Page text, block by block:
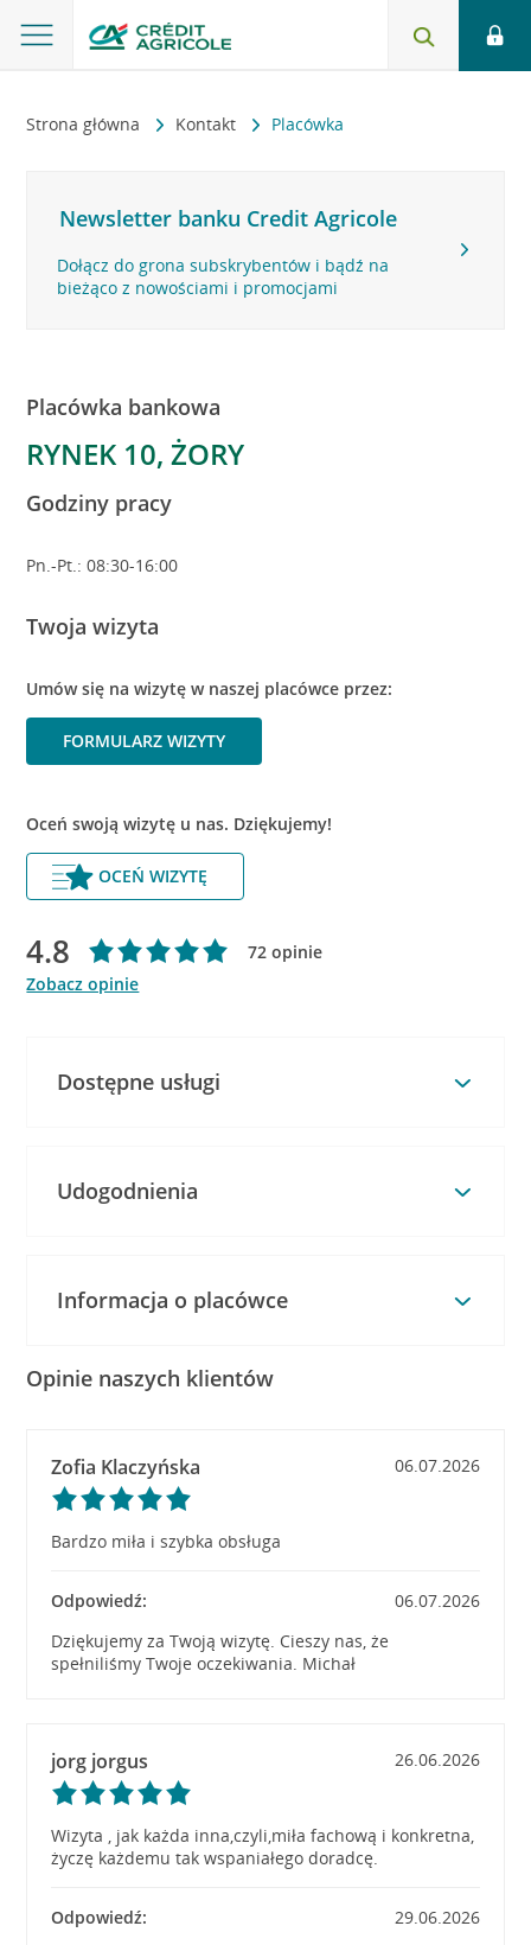
Strona główna Kontakt Placówka
Newsletter banku Credit Agricole
Dołącz do grona subskrybentów i bądź na
bieżąco z nowościami i promocjami
Placówka bankowa
RYNEK 10, ŻORY
Godziny pracy
Pn.-Pt.: 08:30-16:00
Twoja wizyta
Umów się na wizytę w naszej placówce przez:
FORMULARZ WIZYTY
Oceń swoją wizytę u nas. Dziękujemy!
OCEŃ WIZYTĘ
4.8
72 opinie
Zobacz opinie
Dostępne usługi
Udogodnienia
Informacja o placówce
Opinie naszych klientów
Zofia Klaczyńska 06.07.2026
Bardzo miła i szybka obsługa
Odpowiedź:
06.07.2026
Dziękujemy za Twoją wizytę. Cieszy nas, że
spełniliśmy Twoje oczekiwania. Michał
jorg jorgus 26.06.2026
Wizyta , jak każda inna,czyli,miła fachową i konkretna,
życzę każdemu tak wspaniałego doradcę.
Odpowiedź:
29.06.2026